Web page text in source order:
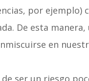
por ejemplo)
De esta
en
de ser un riesgo